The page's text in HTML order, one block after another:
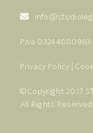
P.iva 03244880963
Privacy Policy |
© Copyright 2017
All Rights Reserved